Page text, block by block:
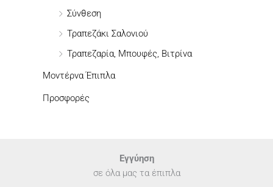
Σύνθεση
Τραπεζάκι Σαλονιού
Τραπεζαρία, Μπουφές, Βιτρίνα
Μοντέρνα Έπιπλα
Προσφορές
Εγγύηση
σε όλα μας τα έπιπλα